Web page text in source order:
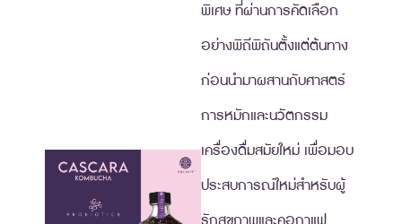
พิเศษ ที่ผ่านการคัดเลือก
อย่างพิถีพิถันตั้งแต่ต้นทาง
ก่อนนำมาผสานกับศาสตร์
การหมักและนวัตกรรม
เครื่องดื่มสมัยใหม่ เพื่อมอบ
ประสบการณ์ใหม่สำหรับผู้